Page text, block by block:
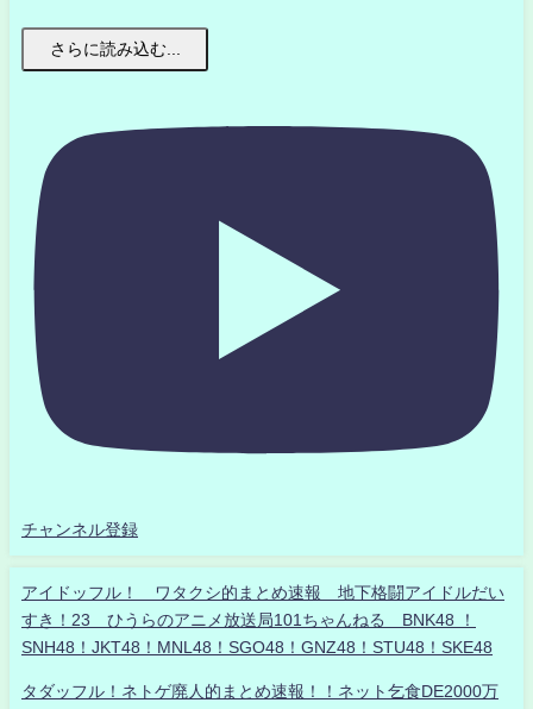
さらに読み込む...
チャンネル登録
アイドッフル！ ワタクシ的まとめ速報 地下格闘アイドルだい
すき！23 ひうらのアニメ放送局101ちゃんねる BNK48 ！
SNH48！JKT48！MNL48！SGO48！GNZ48！STU48！SKE48
タダッフル！ネトゲ廃人的まとめ速報！！ネット乞食DE2000万